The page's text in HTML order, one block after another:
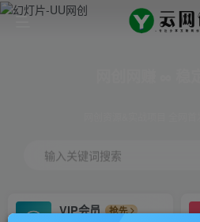
输入关键词搜索
VIP会员
抢先